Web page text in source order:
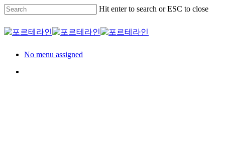
Skip
to
main
content
Hit enter to search or ESC to close
Close
Menu
No menu assigned